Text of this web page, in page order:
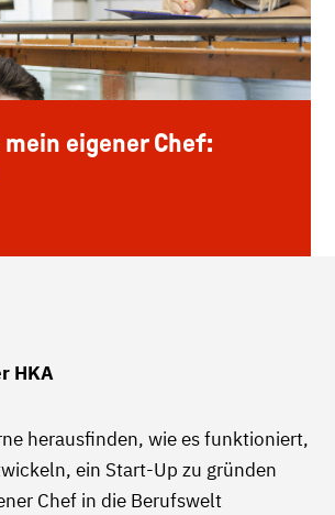
eigener Chef:
HKA
herausfinden, wie es funktioniert,
ein Start-Up zu gründen
Chef in die Berufswelt